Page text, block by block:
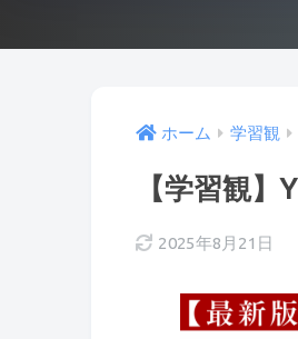
ホーム 学習観
【学習観】
2025年8月21日